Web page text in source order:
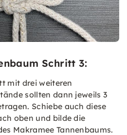
Schritt 3:
mit drei weiteren
sollten dann jeweils 3
Schiebe auch diese
oben und bilde die
Makramee Tannenbaums.